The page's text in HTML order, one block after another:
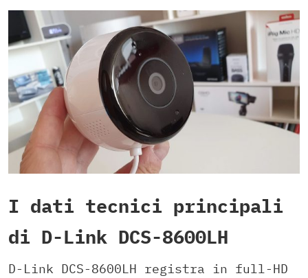
I dati tecnici principali
di D-Link DCS-8600LH
D-Link DCS-8600LH registra in full-HD